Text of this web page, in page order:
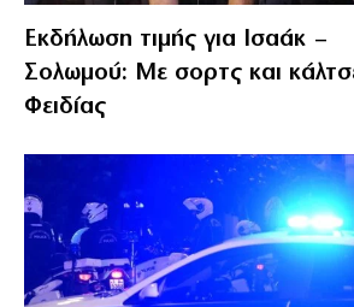
Εκδήλωση τιμής για Ισαάκ –
Σολωμού: Με σορτς και
Φειδίας